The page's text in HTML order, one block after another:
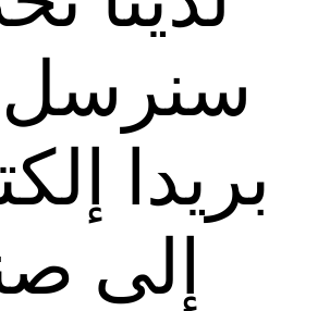
سنرسل
بريدا
إلى